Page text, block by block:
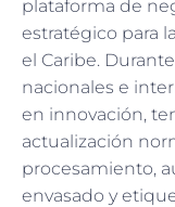
plataforma de
estratégico para
el Caribe.
nacionales e
en innovación,
actualización
procesamiento,
envasado y